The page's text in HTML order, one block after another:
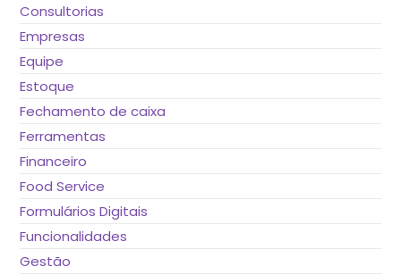
Consultorias
Empresas
Equipe
Estoque
Fechamento de caixa
Ferramentas
Financeiro
Food Service
Formulários Digitais
Funcionalidades
Gestão